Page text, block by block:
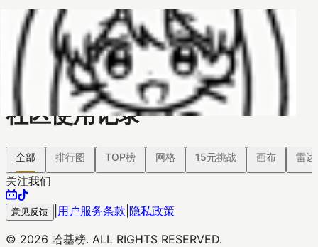
哈基榜
搜索
创建模板
返回模版
社区使用记录
全部 排行图 TOP榜 网格 15元挑战 画布 雷达
关注我们
意见反馈 用户服务条款 隐私政策
© 2026 哈基榜. ALL RIGHTS RESERVED.